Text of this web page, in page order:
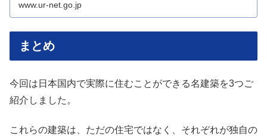
www.ur-net.go.jp
まとめ
今回は日本国内で実際に住むことができる名建築を3つご
紹介しました。
これらの建築は、ただの住宅ではなく、それぞれが独自の